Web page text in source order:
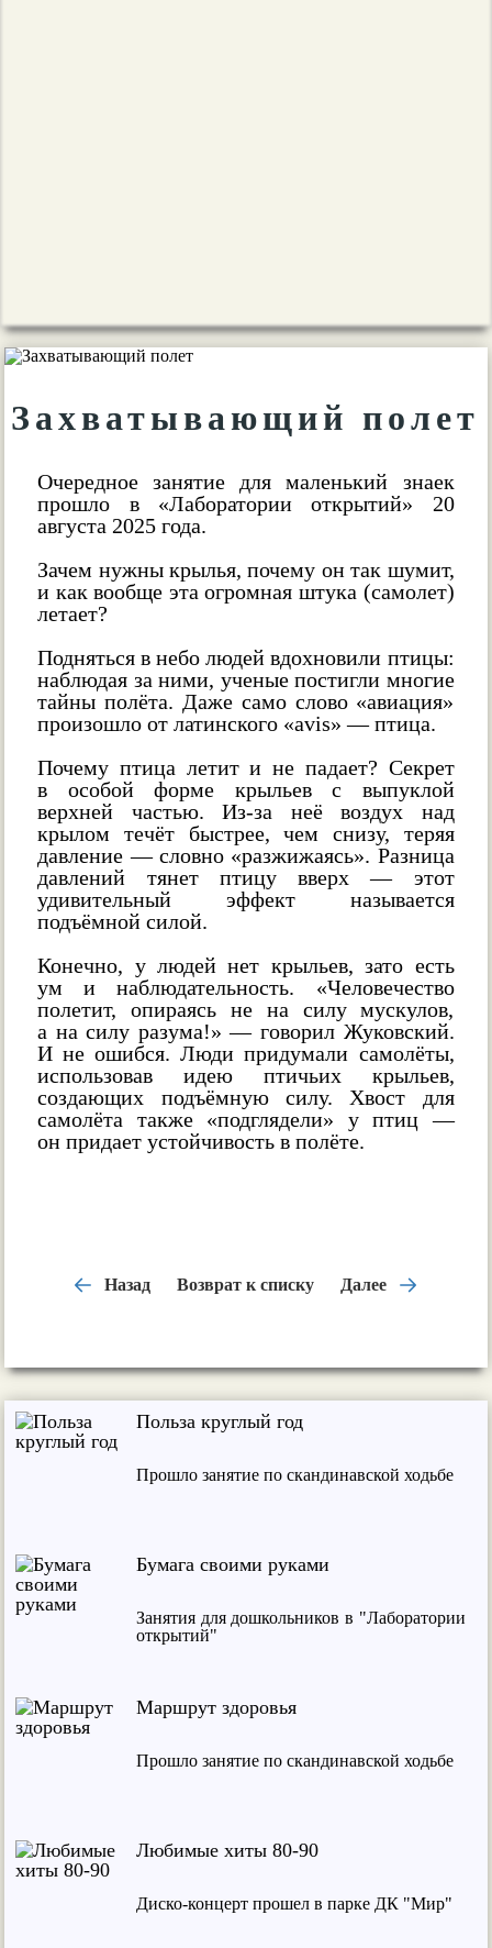
Польза круглый год
Прошло занятие по скандинавской ходьбе
Бумага своими руками
Занятия для дошкольников в "Лаборатории
открытий"
Маршрут здоровья
Прошло занятие по скандинавской ходьбе
Любимые хиты 80-90
Диско-концерт прошел в парке ДК "Мир"
Захватывающий полет
Очередное занятие для маленький знаек
прошло в «Лаборатории открытий» 20
августа 2025 года.
Зачем нужны крылья, почему он так шумит,
и как вообще эта огромная штука (самолет)
летает?
Подняться в небо людей вдохновили птицы:
наблюдая за ними, ученые постигли многие
тайны полёта. Даже само слово «авиация»
произошло от латинского «avis» — птица.
Почему птица летит и не падает? Секрет
в особой форме крыльев с выпуклой
верхней частью. Из-за неё воздух над
крылом течёт быстрее, чем снизу, теряя
давление — словно «разжижаясь». Разница
давлений тянет птицу вверх — этот
удивительный эффект называется
подъёмной силой.
Конечно, у людей нет крыльев, зато есть
ум и наблюдательность. «Человечество
полетит, опираясь не на силу мускулов,
а на силу разума!» — говорил Жуковский.
И не ошибся. Люди придумали самолёты,
использовав идею птичьих крыльев,
создающих подъёмную силу. Хвост для
самолёта также «подглядели» у птиц —
он придает устойчивость в полёте.
Назад Возврат к списку Далее